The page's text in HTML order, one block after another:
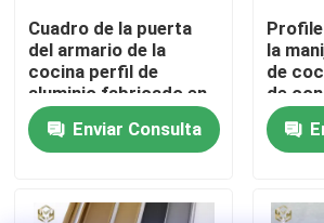
Todos los casos
Solicitar una cotización
perfiles de aluminio para las
Cuadro de la puerta
del armario de la
cocina perfil de
aluminio fabricado en
Vietnam
Enviar Consulta
la
de
de